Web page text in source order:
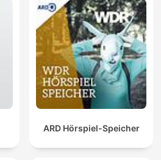
ARD Hörspiel-Speicher